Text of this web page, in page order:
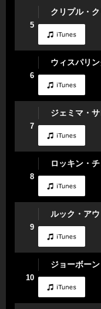
5
クリプル・
6
ウィスパリ
7
ジェミマ・
8
ロッキン・
9
ルック・ア
10
ジョーボーン